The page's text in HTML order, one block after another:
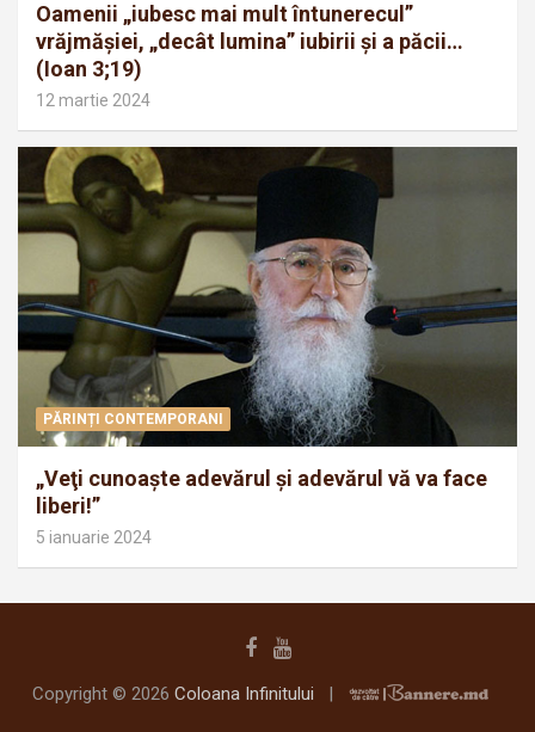
Oamenii „iubesc mai mult întunerecul”
vrăjmăşiei, „decât lumina” iubirii şi a păcii…
(Ioan 3;19)
12 martie 2024
PĂRINȚI CONTEMPORANI
„Veţi cunoaşte adevărul şi adevărul vă va face
liberi!”
5 ianuarie 2024
Copyright © 2026 Coloana Infinitului